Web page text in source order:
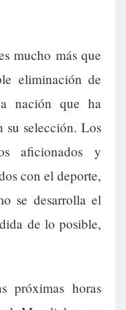
mucho más que
eliminación de
nación que ha
su selección. Los
aficionados y
con el deporte,
se desarrolla el
de lo posible,
próximas horas